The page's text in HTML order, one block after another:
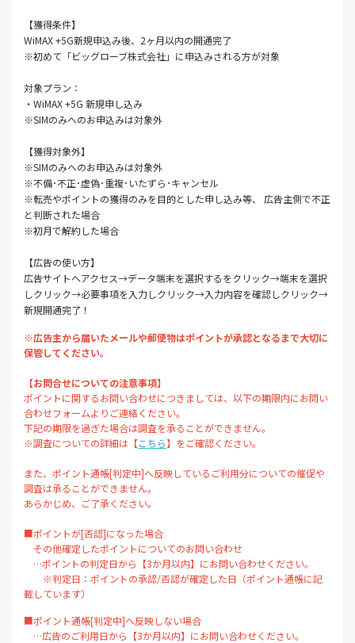
【獲得条件】
WiMAX +5G新規申込み後、2ヶ月以内の開通完了
※初めて「ビッグローブ株式会社」に申込みされる方が対象
対象プラン：
・WiMAX +5G 新規申し込み
※SIMのみへのお申込みは対象外
【獲得対象外】
※SIMのみへのお申込みは対象外
※不備･不正･虚偽･重複･いたずら･キャンセル
※転売やポイントの獲得のみを目的とした申し込み等、 広告主側で不正
と判断された場合
※初月で解約した場合
【広告の使い方】
広告サイトへアクセス→データ端末を選択するをクリック→端末を選択
しクリック→必要事項を入力しクリック→入力内容を確認しクリック→
新規開通完了！
※広告主から届いたメールや郵便物はポイントが承認となるまで大切に
保管してください。
【お問合せについての注意事項】
ポイントに関するお問い合わせにつきましては、以下の期限内にお問い
合わせフォームよりご連絡ください。
下記の期限を過ぎた場合は調査を承ることができません。
※調査についての詳細は【こちら】をご確認ください。
また、ポイント通帳[判定中]へ反映しているご利用分についての催促や
調査は承ることができません。
あらかじめ、ご了承ください。
■ポイントが[否認]になった場合
その他確定したポイントについてのお問い合わせ
…ポイントの判定日から【3か月以内】にお問い合わせください。
※判定日：ポイントの承認/否認が確定した日（ポイント通帳に記
載しています）
■ポイント通帳[判定中]へ反映しない場合
…広告のご利用日から【3か月以内】にお問い合わせください。